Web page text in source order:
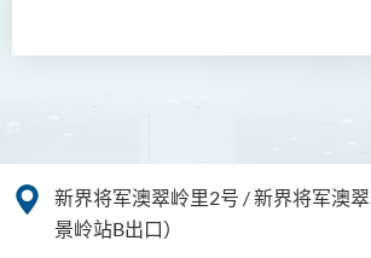
管理应用学士
制)
新界将军澳翠岭里2号 / 新界将军澳
景岭站B出口）